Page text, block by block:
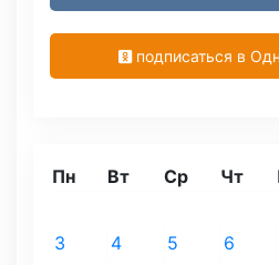
подписаться в
Пн Вт Ср Чт
3
4 5 6